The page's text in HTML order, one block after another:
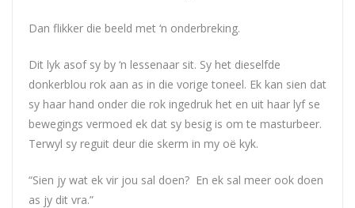
Dan flikker die beeld met ‘n onderbreking.
Dit lyk asof sy by ‘n lessenaar sit. Sy het dieselfde
donkerblou rok aan as in die vorige toneel. Ek kan sien dat
sy haar hand onder die rok ingedruk het en uit haar lyf se
bewegings vermoed ek dat sy besig is om te masturbeer.
Terwyl sy reguit deur die skerm in my oë kyk.
“Sien jy wat ek vir jou sal doen? En ek sal meer ook doen
as jy dit vra.”